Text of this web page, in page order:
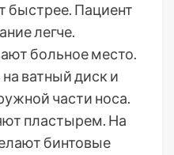
быстрее. Пациент
легче.
больное место.
ватный диск и
части носа.
пластырем. На
бинтовые